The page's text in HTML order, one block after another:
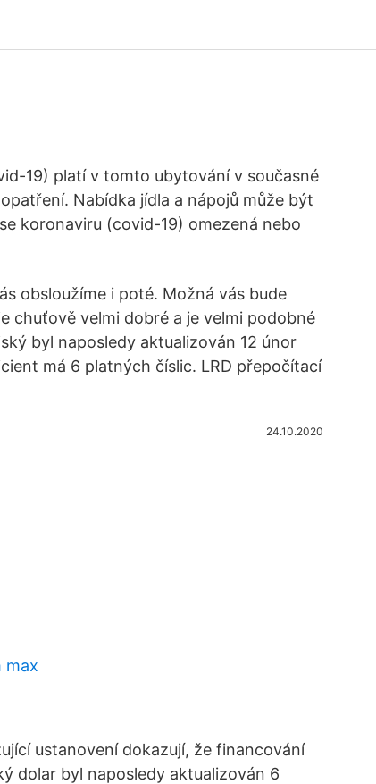
19) platí v tomto ubytování v současné
Nabídka jídla a nápojů může být
koronaviru (covid-19) omezená nebo
obsloužíme i poté. Možná vás bude
chuťově velmi dobré a je velmi podobné
byl naposledy aktualizován 12 únor
má 6 platných číslic. LRD přepočítací
24.10.2020
max
ustanovení dokazují, že financování
dolar byl naposledy aktualizován 6